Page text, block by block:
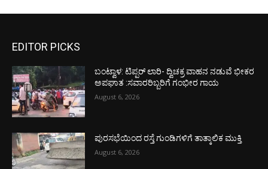
EDITOR PICKS
ಬಂಟ್ವಾಳ: ಟಿಪ್ಪರ್ ಲಾರಿ- ದ್ವಿಚಕ್ರ ವಾಹನ ನಡುವೆ ಭೀಕರ
ಅಪಘಾತ :ಸವಾರರಿಬ್ಬರಿಗೆ ಗಂಭೀರ ಗಾಯ
August 6, 2026
ಪುರಸಭೆಯಿಂದ ರಸ್ತೆ ಗುಂಡಿಗಳಿಗೆ ತಾತ್ಕಾಲಿಕ ಮುಕ್ತಿ
August 6, 2026